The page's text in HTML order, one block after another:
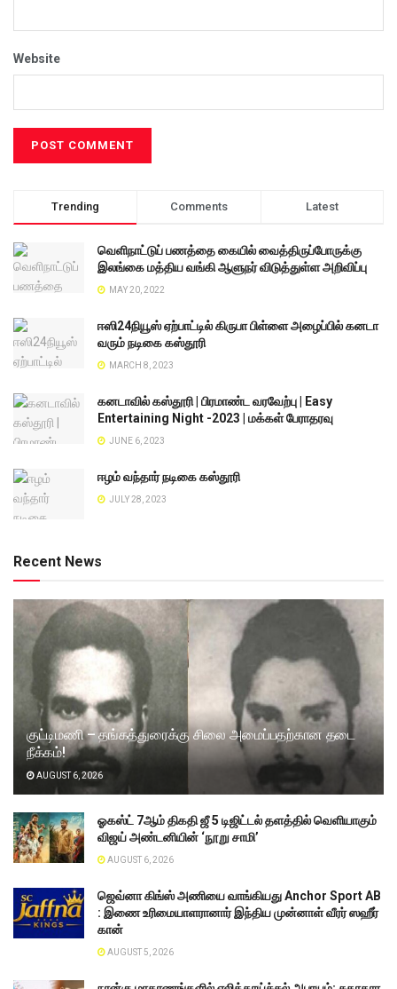
Website
Trending Comments Latest
வெளிநாட்டுப் பணத்தை கையில் வைத்திருப்போருக்கு
இலங்கை மத்திய வங்கி ஆளுநர் விடுத்துள்ள அறிவிப்பு
MAY 20, 2022
ஈஸி24நியூஸ் ஏற்பாட்டில் கிருபா பிள்ளை அழைப்பில் கனடா
வரும் நடிகை கஸ்தூரி
MARCH 8, 2023
கனடாவில் கஸ்தூரி | பிரமாண்ட வரவேற்பு | Easy
Entertaining Night -2023 | மக்கள் பேராதரவு
JUNE 6, 2023
ஈழம் வந்தார் நடிகை கஸ்தூரி
JULY 28, 2023
Recent News
குட்டிமணி – தங்கத்துரைக்கு சிலை அமைப்பதற்கான தடை
நீக்கம்!
AUGUST 6, 2026
ஓகஸ்ட் 7ஆம் திகதி ஜீ 5 டிஜிட்டல் தளத்தில் வெளியாகும்
விஜய் அண்டனியின் ‘நூறு சாமி’
AUGUST 6, 2026
ஜெவ்னா கிங்ஸ் அணியை வாங்கியது Anchor Sport AB
: இணை உரிமையாளரானார் இந்திய முன்னாள் வீரர் ஸஹீர்
கான்
AUGUST 5, 2026